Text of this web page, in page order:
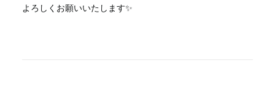
よろしくお願いいたします✨